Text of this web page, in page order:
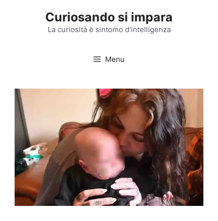
Curiosando si impara
La curiosità è sintomo d'intelligenza
Menu